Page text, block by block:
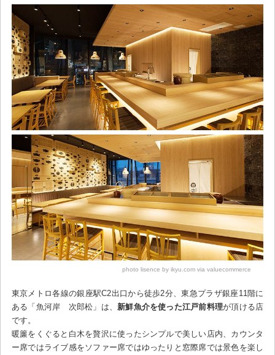
photo lisence by ikyu.com via valuecommerce
東京メトロ各線の銀座駅C2出口から徒歩2分、東急プラザ銀座11階に
ある「魚河岸 次郎松」は、新鮮魚介を使った江戸前料理が頂ける店
です。
暖簾をくぐると白木を贅沢に使ったシンプルで美しい店内、カウンタ
ー席ではライブ感をソファー席ではゆったりと窓際席では景色を楽し